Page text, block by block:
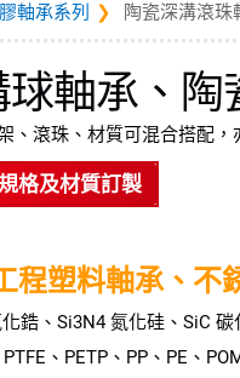
軸承系列 陶瓷深溝滾
球軸承、陶
、滾珠、材質可混合搭配
格及材質訂製
程塑料軸承、不
鋯、Si3N4 氮化硅、SiC 碳
、PETP、PP、PE、